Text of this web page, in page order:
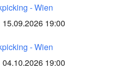
- Wien
15.09.2026 19:00
- Wien
04.10.2026 19:00